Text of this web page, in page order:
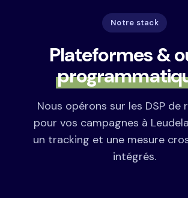
Notre stack
Plateformes &
Nous opérons sur les DSP de
pour vos campagnes à
un tracking et une mesure
intégrés.